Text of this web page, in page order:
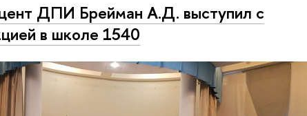
ДПИ Брейман А.Д. выступил с
в школе 1540